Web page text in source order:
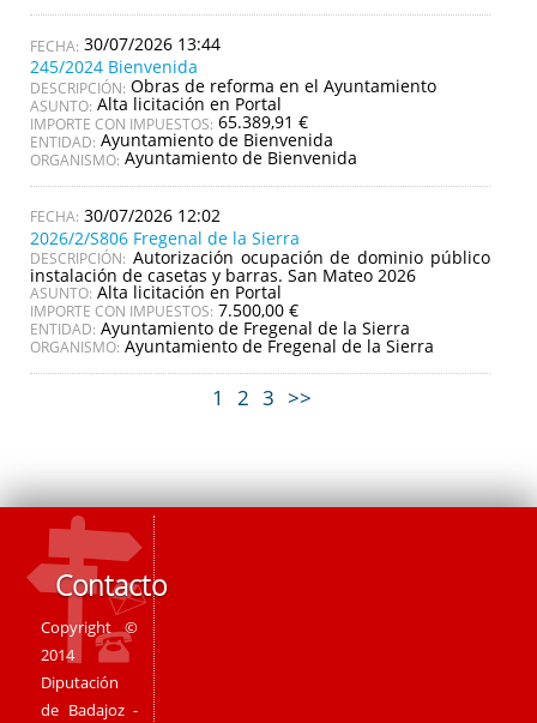
30/07/2026 13:44
245/2024 Bienvenida
DESCRIPCIÓN: Obras de reforma en el Ayuntamiento
ASUNTO: Alta licitación en Portal
IMPORTE CON IMPUESTOS: 65.389,91 €
ENTIDAD: Ayuntamiento de Bienvenida
ORGANISMO: Ayuntamiento de Bienvenida
30/07/2026 12:02
2026/2/S806 Fregenal de la Sierra
DESCRIPCIÓN: Autorización ocupación de dominio público
instalación de casetas y barras. San Mateo 2026
ASUNTO: Alta licitación en Portal
IMPORTE CON IMPUESTOS: 7.500,00 €
ENTIDAD: Ayuntamiento de Fregenal de la Sierra
ORGANISMO: Ayuntamiento de Fregenal de la Sierra
1 2 3 >>
Contacto
Copyright ©
2014
Diputación
de Badajoz -